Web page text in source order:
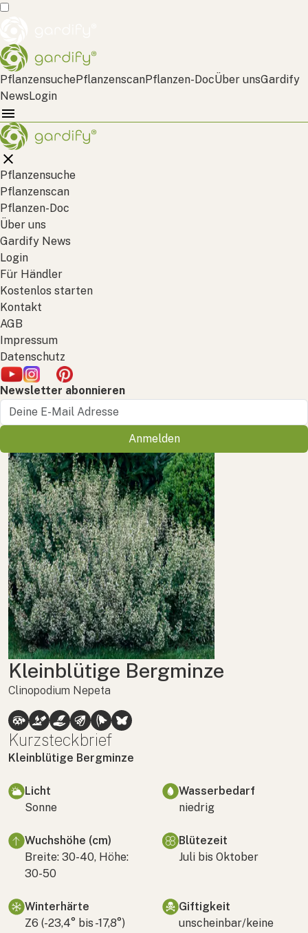
PflanzensuchePflanzenscanPflanzen-DocÜber unsGardify
NewsLogin
Pflanzensuche
Pflanzenscan
Pflanzen-Doc
Über uns
Gardify News
Login
Für Händler
Kostenlos starten
Kontakt
AGB
Impressum
Datenschutz
Newsletter abonnieren
Anmelden
Kleinblütige Bergminze
Clinopodium Nepeta
Kurzsteckbrief
Kleinblütige Bergminze
Licht
Sonne
Wasserbedarf
niedrig
Wuchshöhe (cm)
Breite: 30-40, Höhe:
30-50
Blütezeit
Juli bis Oktober
Winterhärte
Z6 (-23,4° bis -17,8°)
Giftigkeit
unscheinbar/keine